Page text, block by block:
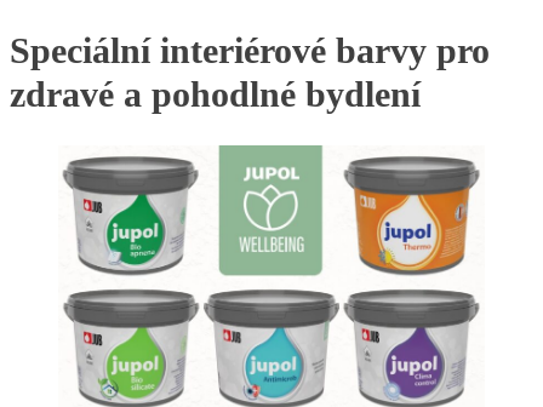
Speciální interiérové barvy pro
zdravé a pohodlné bydlení